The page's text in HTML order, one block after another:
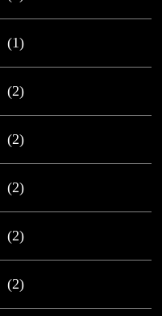
(1)
(2)
(2)
(2)
(2)
(2)